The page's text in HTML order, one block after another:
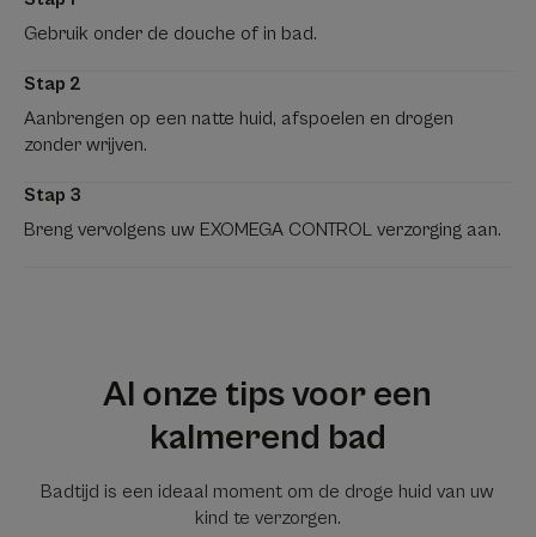
Gebruik onder de douche of in bad.
Stap 2
Aanbrengen op een natte huid, afspoelen en drogen
zonder wrijven.
Stap 3
Breng vervolgens uw EXOMEGA CONTROL verzorging aan.
Al onze tips voor een
kalmerend bad
Badtijd is een ideaal moment om de droge huid van uw
kind te verzorgen.